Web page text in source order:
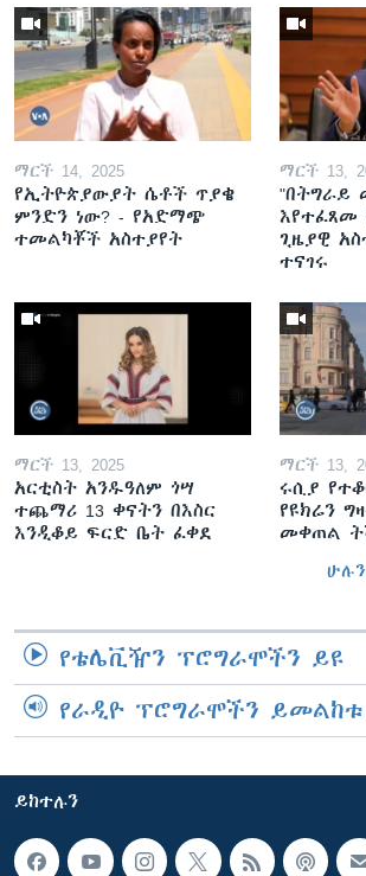
ማርች 14, 2025
የኢትዮጵያውያት ሴቶች ጥያቄ
ምንድን ነው? - የአድማጭ
ተመልካቾች አስተያየት
ማርች 13,
"በትግራይ
እየተፈጸመ
ጊዜያዊ
ተናገሩ
ማርች 13, 2025
አርቲስት አንዱዓለም ጎሣ
ተጨማሪ 13 ቀናትን በእስር
እንዲቆይ ፍርድ ቤት ፈቀደ
ማርች 13,
ሩሲያ
የዩክሬን
መቀጠል
የቴሌቪዥን ፕሮግራሞችን ይዩ
የራዲዮ ፕሮግራሞችን ይመልከቱ
ይከተሉን